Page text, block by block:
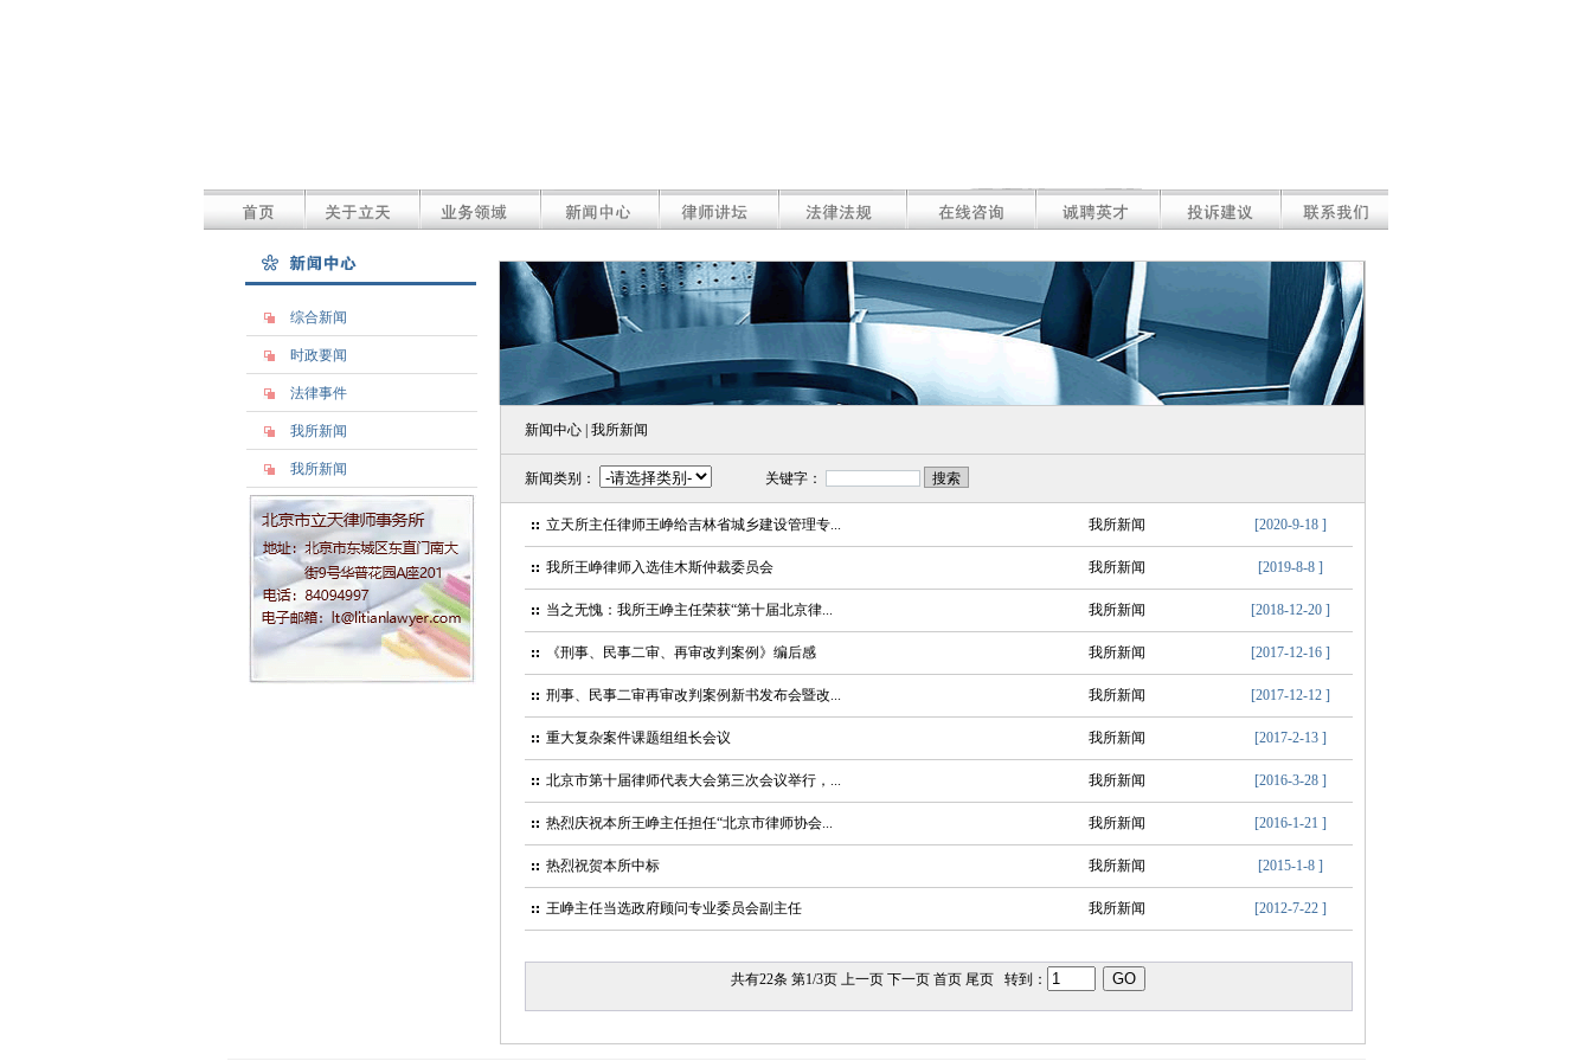
综合新闻
时政要闻
法律事件
我所新闻
我所新闻
新闻中心 | 我所新闻
新闻类别： 关键字：
立天所主任律师王峥给吉林省城乡建设管理专... 我所新闻 [2020-9-18 ]
我所王峥律师入选佳木斯仲裁委员会 我所新闻 [2019-8-8 ]
当之无愧：我所王峥主任荣获“第十届北京律... 我所新闻 [2018-12-20 ]
《刑事、民事二审、再审改判案例》编后感 我所新闻 [2017-12-16 ]
刑事、民事二审再审改判案例新书发布会暨改... 我所新闻 [2017-12-12 ]
重大复杂案件课题组组长会议 我所新闻 [2017-2-13 ]
北京市第十届律师代表大会第三次会议举行，... 我所新闻 [2016-3-28 ]
热烈庆祝本所王峥主任担任“北京市律师协会... 我所新闻 [2016-1-21 ]
热烈祝贺本所中标 我所新闻 [2015-1-8 ]
王峥主任当选政府顾问专业委员会副主任 我所新闻 [2012-7-22 ]
共有22条 第1/3页 上一页 下一页 首页 尾页 转到：